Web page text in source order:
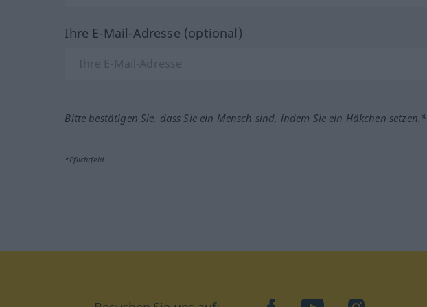
Ihre E-Mail-Adresse (optional)
Bitte bestätigen Sie, dass Sie ein Mensch sind, indem Sie ein Häkchen setzen.*
*Pflichtfeld